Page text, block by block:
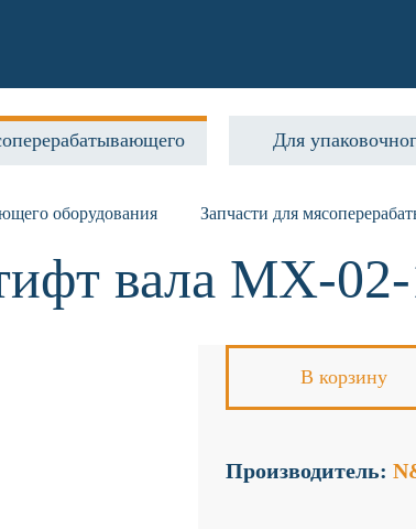
Для
оборудования Запчасти для
вала MX-
В корзину
Производитель: